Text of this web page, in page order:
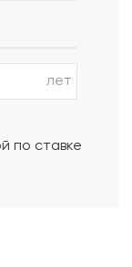
лет
по ставке